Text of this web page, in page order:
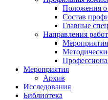
Положения
Состав
Главные
Направления
Мероприятия
Мероприятия
Архив
Исследования
Библиотека